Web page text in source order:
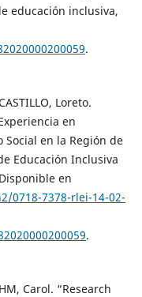
educación inclusiva,
.
Loreto.
en
en la Región de
Educación Inclusiva
en
0718-7378-rlei-14-02-
.
Carol. “Research